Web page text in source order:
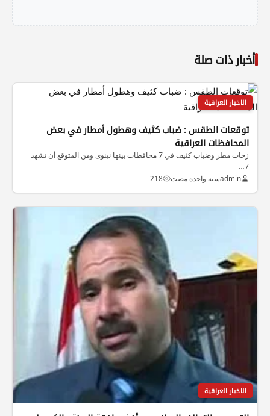
أخبار ذات صلة
الاخبار العراقية
توقعات الطقس : ضباب كثيف وهطول أمطار في بعض
المحافظات العراقية
زخات مطر وضباب كثيف في 7 محافظات بينها نينوى ومن المتوقع أن تشهد
7…
adminسنة واحدة مضت 218
الاخبار العراقية